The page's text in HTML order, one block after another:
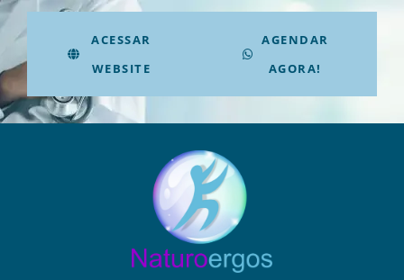
ACESSAR
WEBSITE
AGENDAR
AGORA!